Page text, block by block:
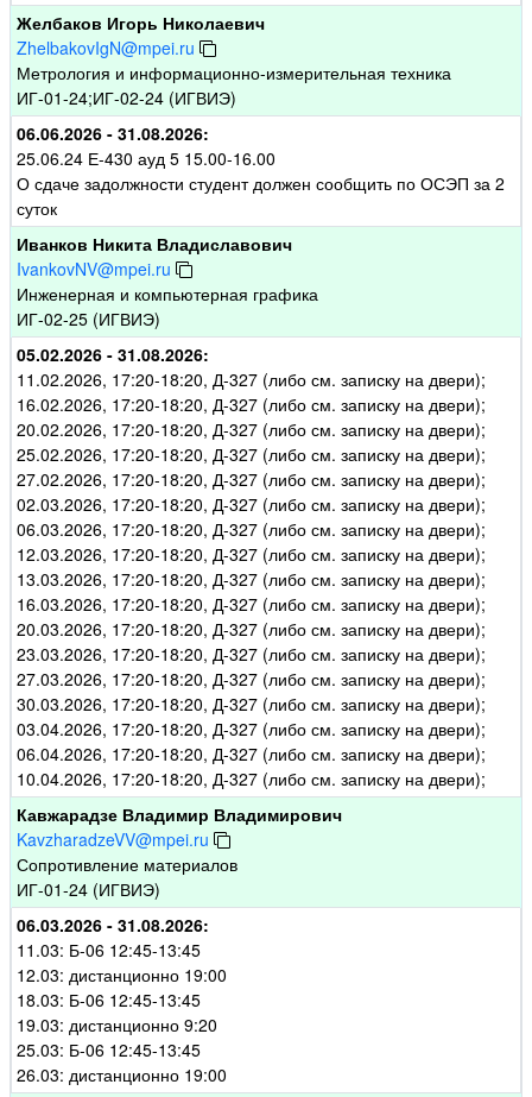
Желбаков Игорь Николаевич
ZhelbakovIgN@mpei.ru
Метрология и информационно-измерительная техника
ИГ-01-24;ИГ-02-24 (ИГВИЭ)
06.06.2026 - 31.08.2026:
25.06.24 Е-430 ауд 5 15.00-16.00
О сдаче задолжности студент должен сообщить по ОСЭП за 2
суток
Иванков Никита Владиславович
IvankovNV@mpei.ru
Инженерная и компьютерная графика
ИГ-02-25 (ИГВИЭ)
05.02.2026 - 31.08.2026:
11.02.2026, 17:20-18:20, Д-327 (либо см. записку на двери);
16.02.2026, 17:20-18:20, Д-327 (либо см. записку на двери);
20.02.2026, 17:20-18:20, Д-327 (либо см. записку на двери);
25.02.2026, 17:20-18:20, Д-327 (либо см. записку на двери);
27.02.2026, 17:20-18:20, Д-327 (либо см. записку на двери);
02.03.2026, 17:20-18:20, Д-327 (либо см. записку на двери);
06.03.2026, 17:20-18:20, Д-327 (либо см. записку на двери);
12.03.2026, 17:20-18:20, Д-327 (либо см. записку на двери);
13.03.2026, 17:20-18:20, Д-327 (либо см. записку на двери);
16.03.2026, 17:20-18:20, Д-327 (либо см. записку на двери);
20.03.2026, 17:20-18:20, Д-327 (либо см. записку на двери);
23.03.2026, 17:20-18:20, Д-327 (либо см. записку на двери);
27.03.2026, 17:20-18:20, Д-327 (либо см. записку на двери);
30.03.2026, 17:20-18:20, Д-327 (либо см. записку на двери);
03.04.2026, 17:20-18:20, Д-327 (либо см. записку на двери);
06.04.2026, 17:20-18:20, Д-327 (либо см. записку на двери);
10.04.2026, 17:20-18:20, Д-327 (либо см. записку на двери);
Кавжарадзе Владимир Владимирович
KavzharadzeVV@mpei.ru
Сопротивление материалов
ИГ-01-24 (ИГВИЭ)
06.03.2026 - 31.08.2026:
11.03: Б-06 12:45-13:45
12.03: дистанционно 19:00
18.03: Б-06 12:45-13:45
19.03: дистанционно 9:20
25.03: Б-06 12:45-13:45
26.03: дистанционно 19:00